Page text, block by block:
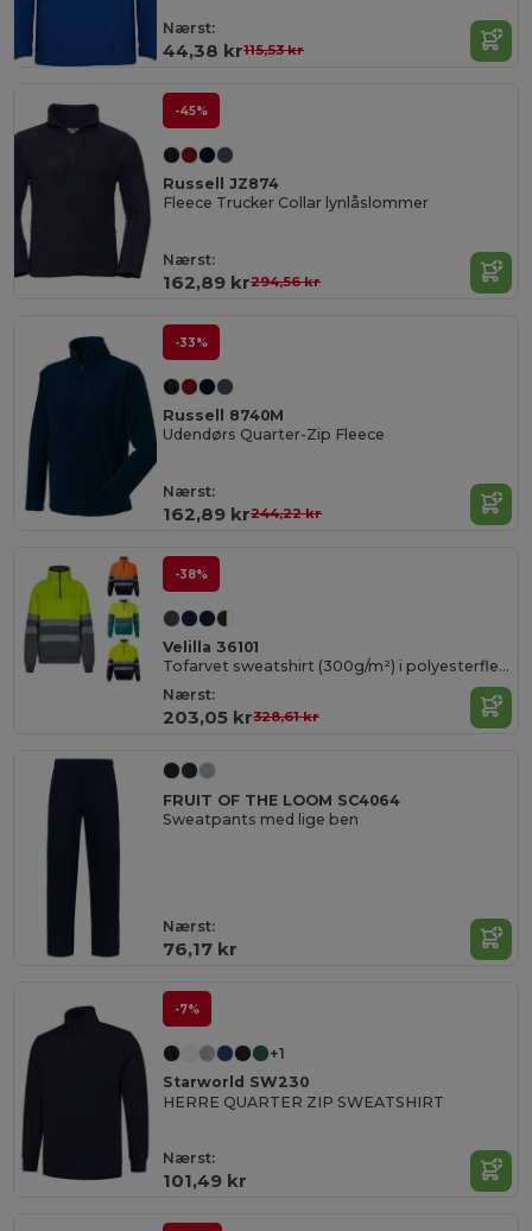
Nærst:
44,38 kr115,53 kr
-45%
Russell JZ874
Fleece Trucker Collar lynlåslommer
Nærst:
162,89 kr294,56 kr
-33%
Russell 8740M
Udendørs Quarter-Zip Fleece
Nærst:
162,89 kr244,22 kr
-38%
Velilla 36101
Tofarvet sweatshirt (300g/m²) i polyesterfleece (100%)
Nærst:
203,05 kr328,61 kr
FRUIT OF THE LOOM SC4064
Sweatpants med lige ben
Nærst:
76,17 kr
-7%
+1
Starworld SW230
HERRE QUARTER ZIP SWEATSHIRT
Nærst:
101,49 kr